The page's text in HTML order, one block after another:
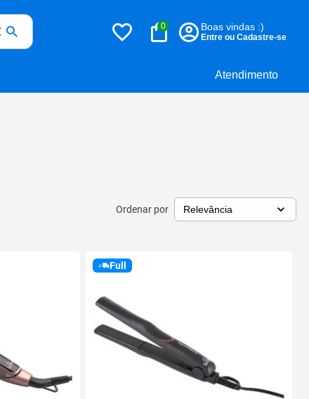
Atendimento
0 Boas vindas :)
Entre ou Cadastre-se
Ordenar por
Full